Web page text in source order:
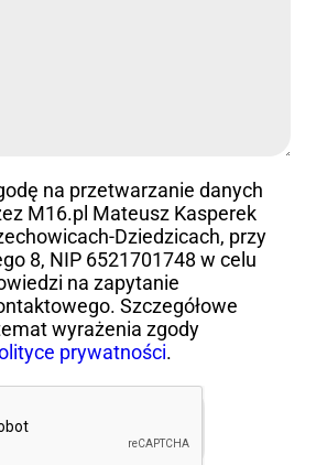
na przetwarzanie danych
M16.pl Mateusz Kasperek
Dziedzicach, przy
8, NIP 6521701748 w celu
na zapytanie
Szczegółowe
wyrażenia zgody
prywatności.